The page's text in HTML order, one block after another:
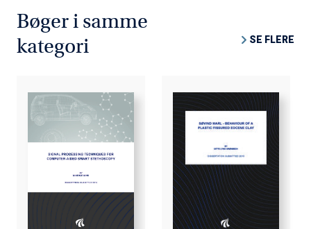
Bøger i samme
kategori
SE FLERE